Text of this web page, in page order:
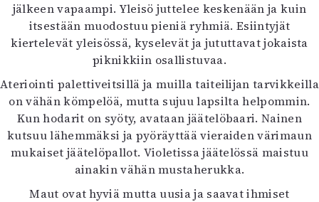
jälkeen vapaampi. Yleisö juttelee keskenään ja kuin
itsestään muodostuu pieniä ryhmiä. Esiintyjät
kiertelevät yleisössä, kyselevät ja jututtavat jokaista
piknikkiin osallistuvaa.
Ateriointi palettiveitsillä ja muilla taiteilijan tarvikkeilla
on vähän kömpelöä, mutta sujuu lapsilta helpommin.
Kun hodarit on syöty, avataan jäätelöbaari. Nainen
kutsuu lähemmäksi ja pyöräyttää vieraiden värimaun
mukaiset jäätelöpallot. Violetissa jäätelössä maistuu
ainakin vähän mustaherukka.
Maut ovat hyviä mutta uusia ja saavat ihmiset